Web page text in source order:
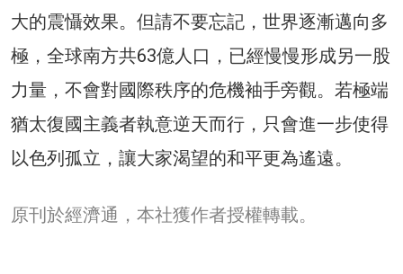
大的震懾效果。但請不要忘記，世界逐漸邁向多
極，全球南方共63億人口，已經慢慢形成另一股
力量，不會對國際秩序的危機袖手旁觀。若極端
猶太復國主義者執意逆天而行，只會進一步使得
以色列孤立，讓大家渴望的和平更為遙遠。
原刊於經濟通，本社獲作者授權轉載。